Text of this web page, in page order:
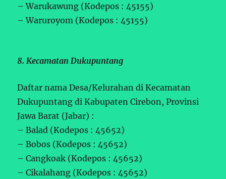
– Warukawung (Kodepos : 45155)
– Waruroyom (Kodepos : 45155)
8. Kecamatan Dukupuntang
Daftar nama Desa/Kelurahan di Kecamatan
Dukupuntang di Kabupaten Cirebon, Provinsi
Jawa Barat (Jabar) :
– Balad (Kodepos : 45652)
– Bobos (Kodepos : 45652)
– Cangkoak (Kodepos : 45652)
– Cikalahang (Kodepos : 45652)